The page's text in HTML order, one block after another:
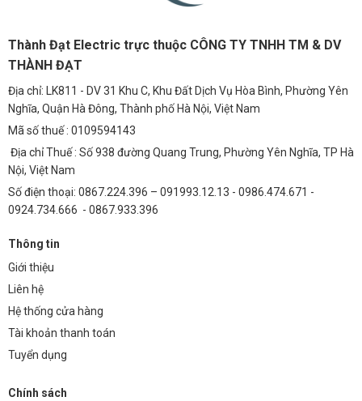
Thành Đạt Electric trực thuộc CÔNG TY TNHH TM & DV
THÀNH ĐẠT
Địa chỉ: LK811 - DV 31 Khu C, Khu Đất Dịch Vụ Hòa Bình, Phường Yên
Nghĩa, Quận Hà Đông, Thành phố Hà Nội, Việt Nam
Mã số thuế : 0109594143
Địa chỉ Thuế : Số 938 đường Quang Trung, Phường Yên Nghĩa, TP Hà
Nội, Việt Nam
Số điện thoại: 0867.224.396 – 091993.12.13 - 0986.474.671 -
0924.734.666 - 0867.933.396
Thông tin
Giới thiệu
Liên hệ
Hệ thống cửa hàng
Tài khoản thanh toán
Tuyển dụng
Chính sách